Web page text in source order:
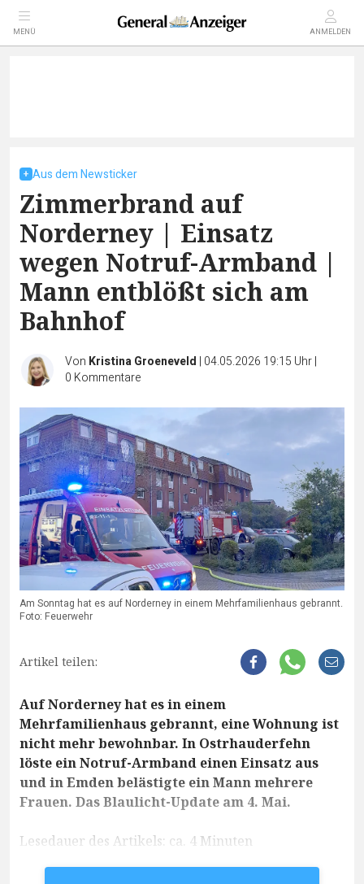
MENÜ ANMELDEN
Aus dem Newsticker
Zimmerbrand auf
Norderney | Einsatz
wegen Notruf-Armband |
Mann entblößt sich am
Bahnhof
Von Kristina Groeneveld | 04.05.2026 19:15 Uhr|
0 Kommentare
Am Sonntag hat es auf Norderney in einem Mehrfamilienhaus gebrannt.
Foto: Feuerwehr
Artikel teilen:
Auf Norderney hat es in einem
Mehrfamilienhaus gebrannt, eine Wohnung ist
nicht mehr bewohnbar. In Ostrhauderfehn
löste ein Notruf-Armband einen Einsatz aus
und in Emden belästigte ein Mann mehrere
Frauen. Das Blaulicht-Update am 4. Mai.
Lesedauer des Artikels: ca. 4 Minuten